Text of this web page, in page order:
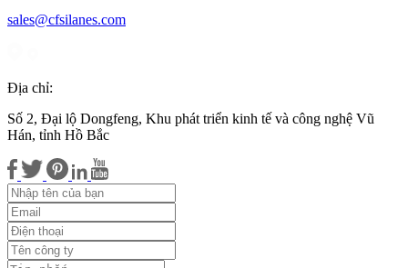
sales@cfsilanes.com
Địa chỉ:
Số 2, Đại lộ Dongfeng, Khu phát triển kinh tế và công nghệ Vũ
Hán, tỉnh Hồ Bắc